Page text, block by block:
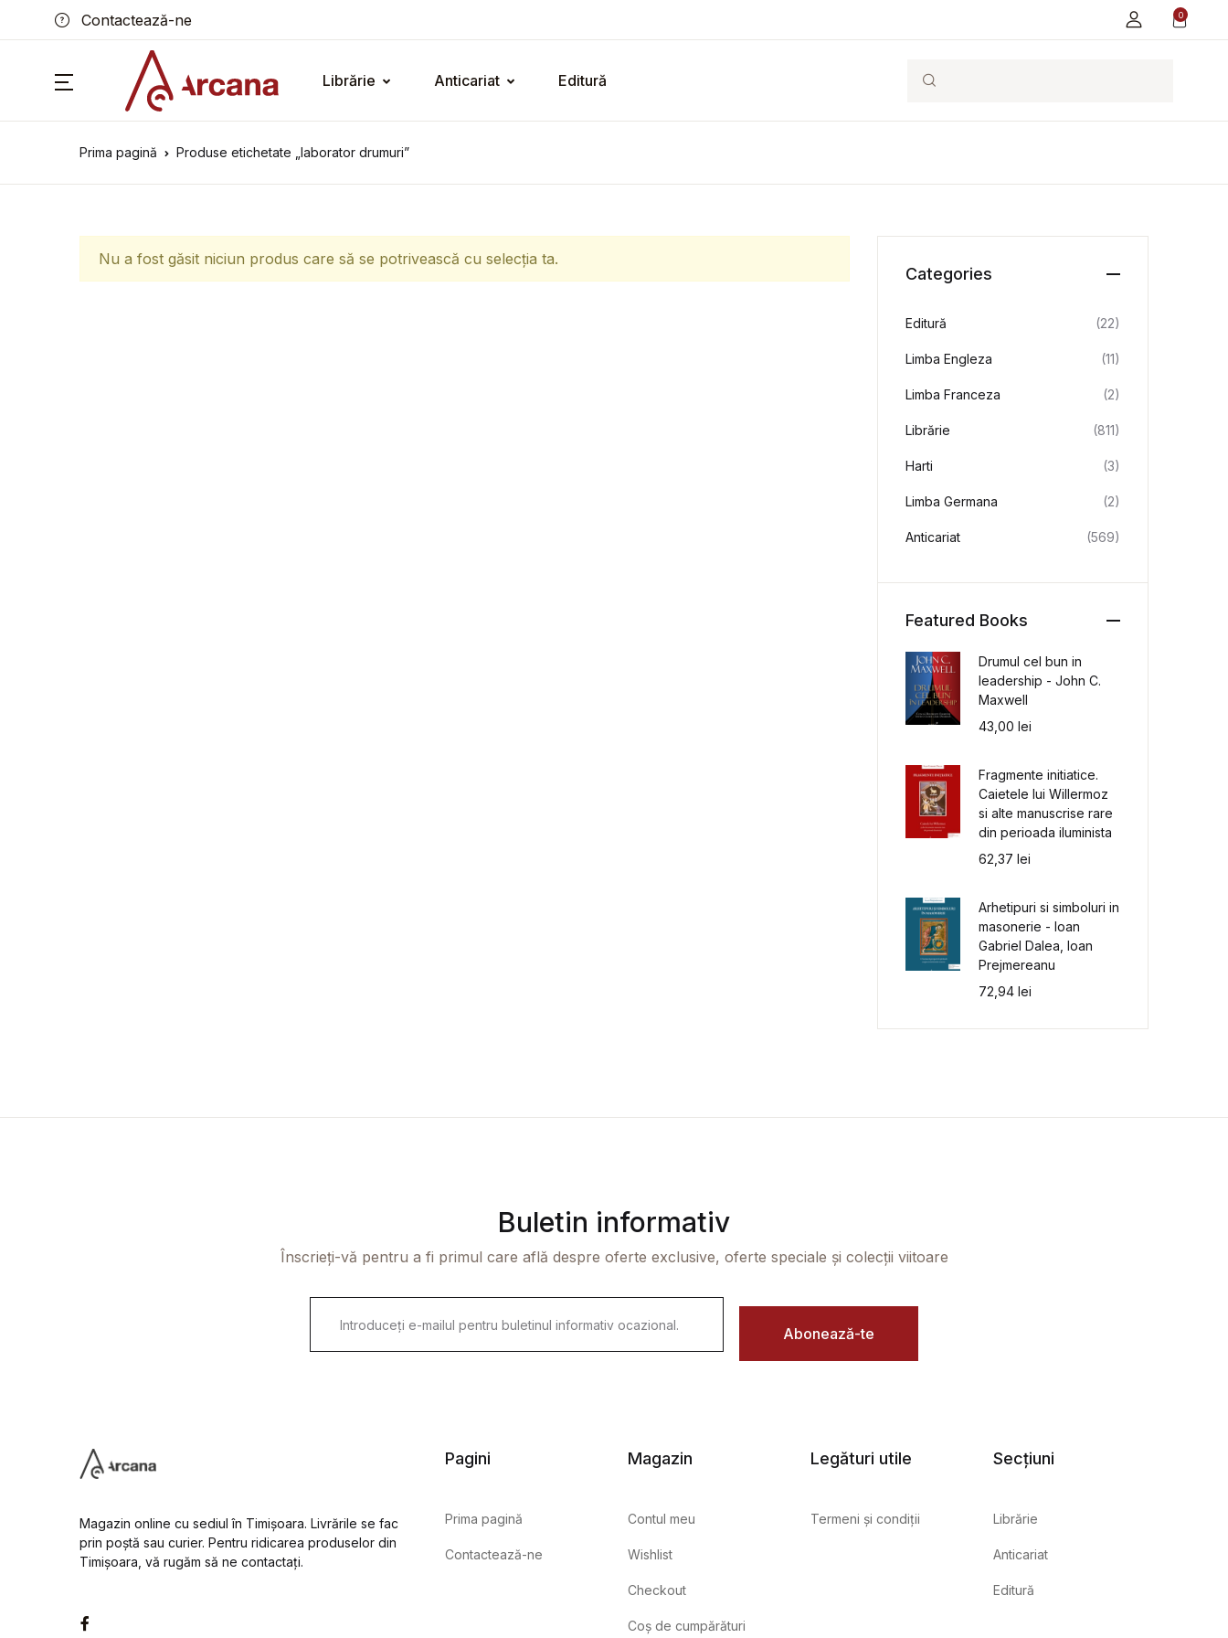
Contactează-ne 0
Librărie Anticariat Editură Search
Prima pagină Produse etichetate „laborator drumuri”
Nu a fost găsit niciun produs care să se potrivească cu selecția ta.
Categories
Editură (22)
Limba Engleza (11)
Limba Franceza (2)
Librărie (811)
Harti (3)
Limba Germana (2)
Anticariat (569)
Featured Books
Drumul cel bun in
leadership - John C.
Maxwell
43,00lei
Fragmente initiatice.
Caietele lui Willermoz
si alte manuscrise rare
din perioada iluminista
62,37lei
Arhetipuri si simboluri in
masonerie - Ioan
Gabriel Dalea, Ioan
Prejmereanu
72,94lei
Buletin informativ
Înscrieți-vă pentru a fi primul care află despre oferte exclusive, oferte speciale și colecții viitoare
i
Abonează-te
Magazin online cu sediul în Timișoara. Livrările se fac
prin poștă sau curier. Pentru ridicarea produselor din
Timișoara, vă rugăm să ne contactați.
Pagini
Prima pagină
Contactează-ne
Magazin
Contul meu
Wishlist
Checkout
Coș de cumpărături
Legături utile
Termeni și condiții
Secțiuni
Librărie
Anticariat
Editură